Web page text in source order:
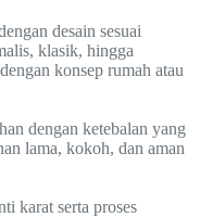
desain sesuai
klasik, hingga
konsep rumah atau
dengan ketebalan yang
lama, kokoh, dan aman
karat serta proses